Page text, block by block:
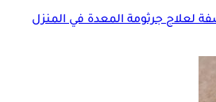
لعلاج جرثومة المعدة في المنزل